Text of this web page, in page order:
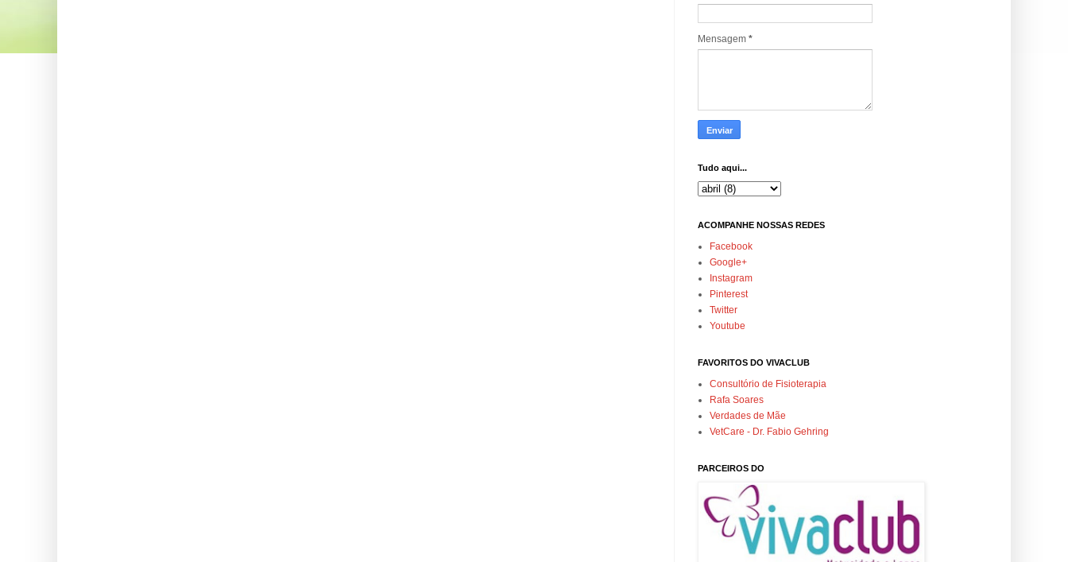
Mensagem *
Tudo aqui...
ACOMPANHE NOSSAS REDES
Facebook
Google+
Instagram
Pinterest
Twitter
Youtube
FAVORITOS DO VIVACLUB
Consultório de Fisioterapia
Rafa Soares
Verdades de Mãe
VetCare - Dr. Fabio Gehring
PARCEIROS DO